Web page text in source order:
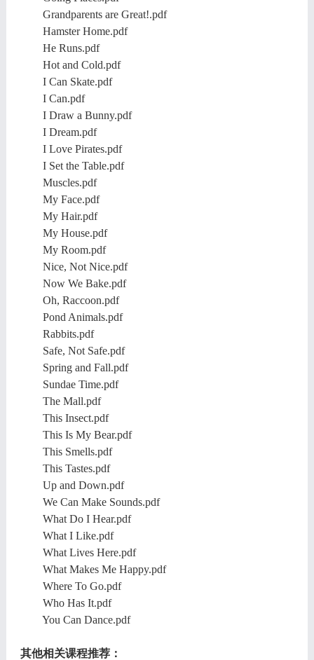
Grandparents are Great!.pdf
Hamster Home.pdf
He Runs.pdf
Hot and Cold.pdf
I Can Skate.pdf
I Can.pdf
I Draw a Bunny.pdf
I Dream.pdf
I Love Pirates.pdf
I Set the Table.pdf
Muscles.pdf
My Face.pdf
My Hair.pdf
My House.pdf
My Room.pdf
Nice, Not Nice.pdf
Now We Bake.pdf
Oh, Raccoon.pdf
Pond Animals.pdf
Rabbits.pdf
Safe, Not Safe.pdf
Spring and Fall.pdf
Sundae Time.pdf
The Mall.pdf
This Insect.pdf
This Is My Bear.pdf
This Smells.pdf
This Tastes.pdf
Up and Down.pdf
We Can Make Sounds.pdf
What Do I Hear.pdf
What I Like.pdf
What Lives Here.pdf
What Makes Me Happy.pdf
Where To Go.pdf
Who Has It.pdf
You Can Dance.pdf
其他相关课程推荐：